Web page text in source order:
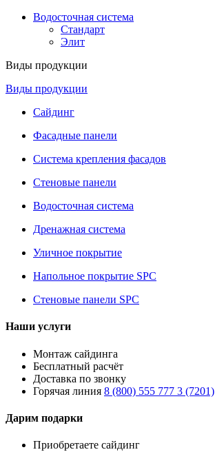
Водосточная система
Стандарт
Элит
Виды продукции
Виды продукции
Сайдинг
Фасадные панели
Система крепления фасадов
Стеновые панели
Водосточная система
Дренажная система
Уличное покрытие
Напольное покрытие SPC
Стеновые панели SPC
Наши услуги
Монтаж сайдинга
Бесплатный расчёт
Доставка по звонку
Горячая линия 8 (800) 555 777 3 (7201)
Дарим подарки
Приобретаете сайдинг